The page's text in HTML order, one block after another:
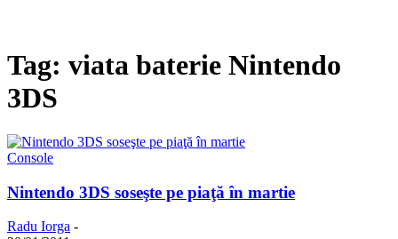
Tag: viata baterie Nintendo
3DS
Console
Nintendo 3DS soseşte pe piaţă în martie
Radu Iorga -